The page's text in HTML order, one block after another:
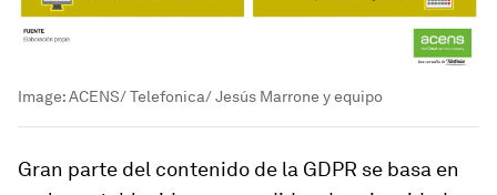
Image:ACENS/ Telefonica/ Jesús Marrone y equipo
Gran parte del contenido de la GDPR se basa en